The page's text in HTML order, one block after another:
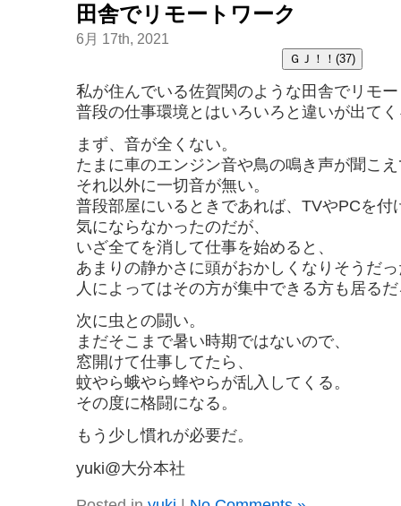
田舎でリモートワーク
6月 17th, 2021
私が住んでいる佐賀関のような田舎でリモ
普段の仕事環境とはいろいろと違いが出て
まず、音が全くない。
たまに車のエンジン音や鳥の鳴き声が聞こ
それ以外に一切音が無い。
普段部屋にいるときであれば、TVやPCを付
気にならなかったのだが、
いざ全てを消して仕事を始めると、
あまりの静かさに頭がおかしくなりそうだ
人によってはその方が集中できる方も居る
次に虫との闘い。
まだそこまで暑い時期ではないので、
窓開けて仕事してたら、
蚊やら蛾やら蜂やらが乱入してくる。
その度に格闘になる。
もう少し慣れが必要だ。
yuki@大分本社